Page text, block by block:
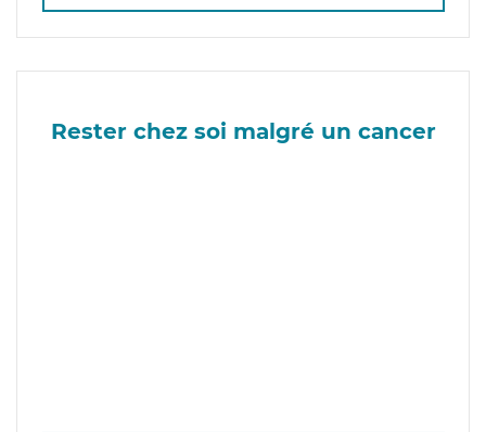
Rester chez soi malgré un cancer